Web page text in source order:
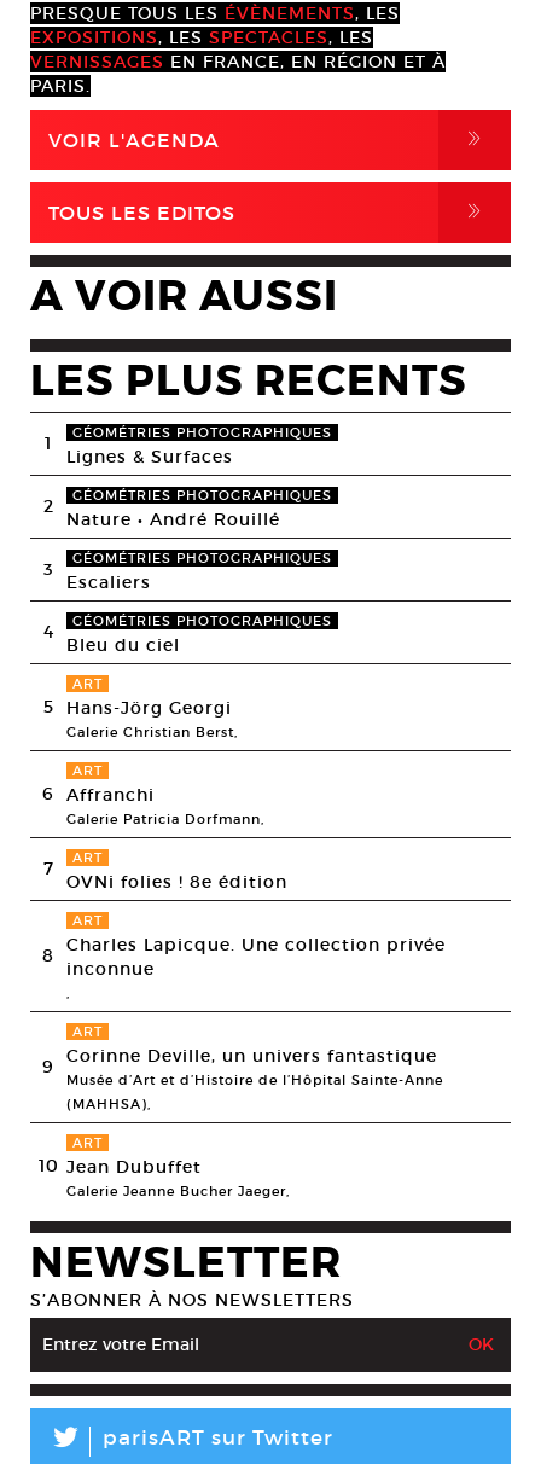
PRESQUE TOUS LES ÉVÈNEMENTS, LES
EXPOSITIONS, LES SPECTACLES, LES
VERNISSAGES EN FRANCE, EN RÉGION ET À
PARIS.
VOIR L'AGENDA ,
TOUS LES EDITOS ,
A VOIR AUSSI
LES PLUS RECENTS
1 GÉOMÉTRIES PHOTOGRAPHIQUES
Lignes & Surfaces
2 GÉOMÉTRIES PHOTOGRAPHIQUES
Nature • André Rouillé
3 GÉOMÉTRIES PHOTOGRAPHIQUES
Escaliers
4 GÉOMÉTRIES PHOTOGRAPHIQUES
Bleu du ciel
5
ART
Hans-Jörg Georgi
Galerie Christian Berst,
6
ART
Affranchi
Galerie Patricia Dorfmann,
7 ART
OVNi folies ! 8e édition
8
ART
Charles Lapicque. Une collection privée
inconnue
,
9
ART
Corinne Deville, un univers fantastique
Musée d’Art et d’Histoire de l’Hôpital Sainte-Anne
(MAHHSA),
10
ART
Jean Dubuffet
Galerie Jeanne Bucher Jaeger,
NEWSLETTER
S’ABONNER À NOS NEWSLETTERS
L parisART sur Twitter